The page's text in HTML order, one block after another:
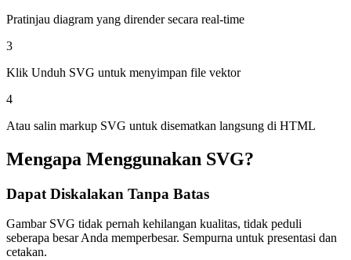
Pratinjau diagram yang dirender secara real-time
3
Klik Unduh SVG untuk menyimpan file vektor
4
Atau salin markup SVG untuk disematkan langsung di HTML
Mengapa Menggunakan SVG?
Dapat Diskalakan Tanpa Batas
Gambar SVG tidak pernah kehilangan kualitas, tidak peduli
seberapa besar Anda memperbesar. Sempurna untuk presentasi dan
cetakan.